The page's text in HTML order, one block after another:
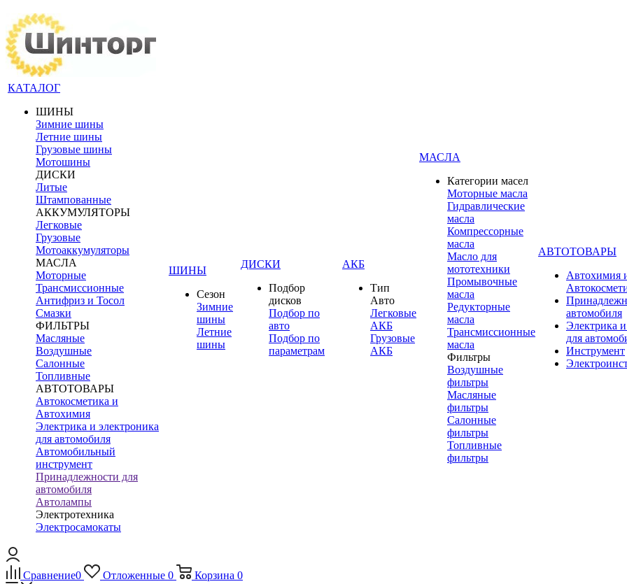
КАТАЛОГ
ШИНЫ
Зимние шины
Летние шины
Грузовые шины
Мотошины
ДИСКИ
Литые
Штампованные
АККУМУЛЯТОРЫ
Легковые
Грузовые
Мотоаккумуляторы
МАСЛА
Моторные
Трансмиссионные
Антифриз и Тосол
Смазки
ФИЛЬТРЫ
Масляные
Воздушные
Салонные
Топливные
АВТОТОВАРЫ
Автокосметика и
Автохимия
Электрика и электроника
для автомобиля
Автомобильный
инструмент
Принадлежности для
автомобиля
Автолампы
Электротехника
Электросамокаты
ШИНЫ
Сезон
Зимние
шины
Летние
шины
ДИСКИ
Подбор
дисков
Подбор по
авто
Подбор по
параметрам
АКБ
Тип
Авто
Легковые
АКБ
Грузовые
АКБ
МАСЛА
Категории масел
Моторные масла
Гидравлические
масла
Компрессорные
масла
Масло для
мототехники
Промывочные
масла
Редукторные
масла
Трансмиссионные
масла
Фильтры
Воздушные
фильтры
Масляные
фильтры
Салонные
фильтры
Топливные
фильтры
АВТОТОВАРЫ
Автохимия
автомобиля
Электрика
для
Инструмент
Сравнение0 Отложенные 0 Корзина 0